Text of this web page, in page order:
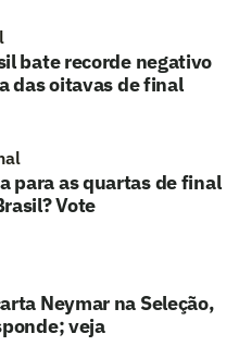
bate recorde negativo
das oitavas de final
para as quartas de final
Vote
Neymar na Seleção,
veja